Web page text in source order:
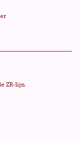
ZR-lijn.